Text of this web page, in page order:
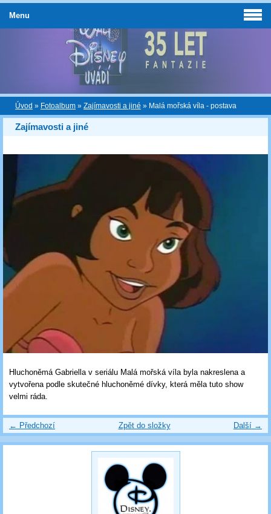
Úvod » Fotoalbum » Zajímavosti a jiné » Malá mořská víla - postava
Zajímavosti a jiné
Hluchoněmá Gabriella v seriálu Malá mořská víla byla nakreslena a
vytvořena podle skutečné hluchoněmé dívky, která měla tuto show
velmi ráda.
← Předchozí Další →
Zpět do složky
Menu